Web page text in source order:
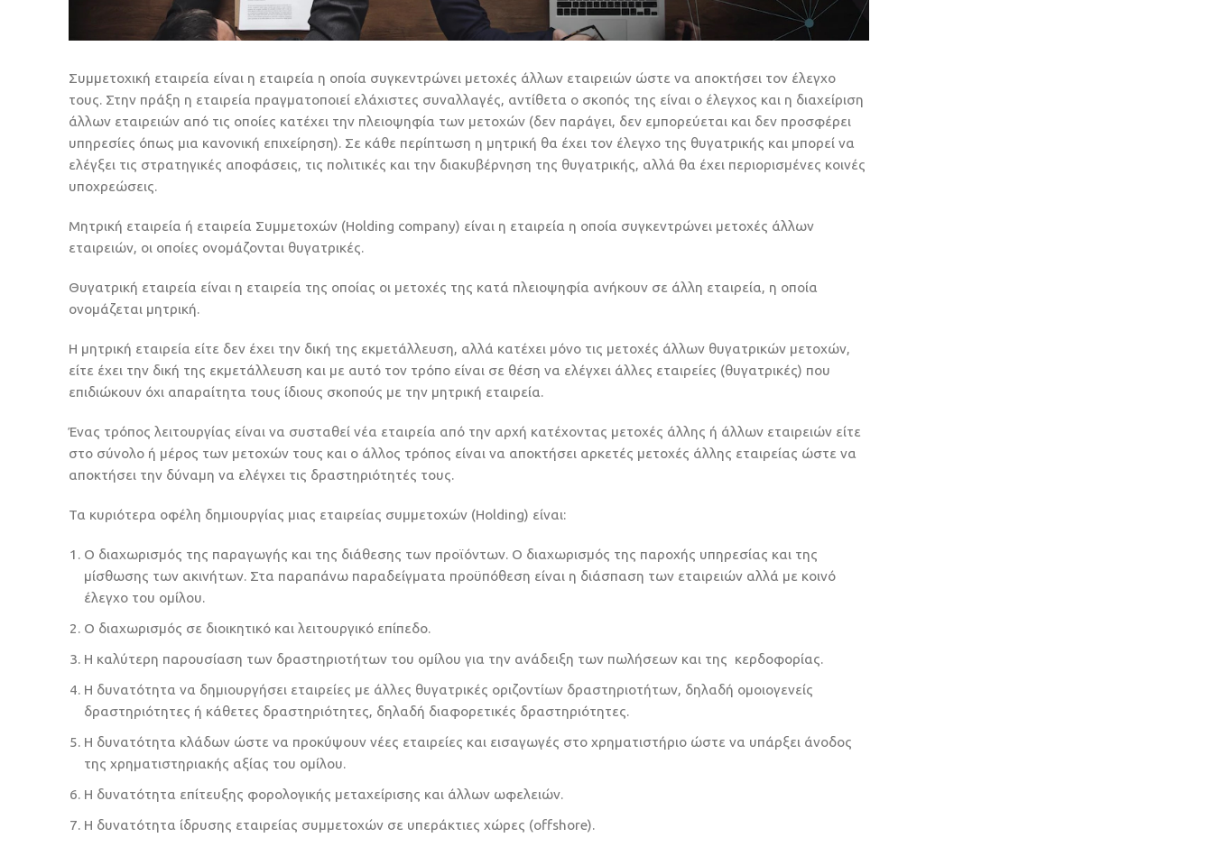
Συμμετοχική εταιρεία είναι η εταιρεία η οποία συγκεντρώνει μετοχές άλλων εταιρειών ώστε να αποκτήσει τον έλεγχο
τους. Στην πράξη η εταιρεία πραγματοποιεί ελάχιστες συναλλαγές, αντίθετα ο σκοπός της είναι ο έλεγχος και η διαχείριση
άλλων εταιρειών από τις οποίες κατέχει την πλειοψηφία των μετοχών (δεν παράγει, δεν εμπορεύεται και δεν προσφέρει
υπηρεσίες όπως μια κανονική επιχείρηση). Σε κάθε περίπτωση η μητρική θα έχει τον έλεγχο της θυγατρικής και μπορεί να
ελέγξει τις στρατηγικές αποφάσεις, τις πολιτικές και την διακυβέρνηση της θυγατρικής, αλλά θα έχει περιορισμένες κοινές
υποχρεώσεις.
Μητρική εταιρεία ή εταιρεία Συμμετοχών (Holding company) είναι η εταιρεία η οποία συγκεντρώνει μετοχές άλλων
εταιρειών, οι οποίες ονομάζονται θυγατρικές.
Θυγατρική εταιρεία είναι η εταιρεία της οποίας οι μετοχές της κατά πλειοψηφία ανήκουν σε άλλη εταιρεία, η οποία
ονομάζεται μητρική.
Η μητρική εταιρεία είτε δεν έχει την δική της εκμετάλλευση, αλλά κατέχει μόνο τις μετοχές άλλων θυγατρικών μετοχών,
είτε έχει την δική της εκμετάλλευση και με αυτό τον τρόπο είναι σε θέση να ελέγχει άλλες εταιρείες (θυγατρικές) που
επιδιώκουν όχι απαραίτητα τους ίδιους σκοπούς με την μητρική εταιρεία.
Ένας τρόπος λειτουργίας είναι να συσταθεί νέα εταιρεία από την αρχή κατέχοντας μετοχές άλλης ή άλλων εταιρειών είτε
στο σύνολο ή μέρος των μετοχών τους και ο άλλος τρόπος είναι να αποκτήσει αρκετές μετοχές άλλης εταιρείας ώστε να
αποκτήσει την δύναμη να ελέγχει τις δραστηριότητές τους.
Τα κυριότερα οφέλη δημιουργίας μιας εταιρείας συμμετοχών (Holding) είναι:
Ο διαχωρισμός της παραγωγής και της διάθεσης των προϊόντων. Ο διαχωρισμός της παροχής υπηρεσίας και της
μίσθωσης των ακινήτων. Στα παραπάνω παραδείγματα προϋπόθεση είναι η διάσπαση των εταιρειών αλλά με κοινό
έλεγχο του ομίλου.
Ο διαχωρισμός σε διοικητικό και λειτουργικό επίπεδο.
Η καλύτερη παρουσίαση των δραστηριοτήτων του ομίλου για την ανάδειξη των πωλήσεων και της κερδοφορίας.
Η δυνατότητα να δημιουργήσει εταιρείες με άλλες θυγατρικές οριζοντίων δραστηριοτήτων, δηλαδή ομοιογενείς
δραστηριότητες ή κάθετες δραστηριότητες, δηλαδή διαφορετικές δραστηριότητες.
Η δυνατότητα κλάδων ώστε να προκύψουν νέες εταιρείες και εισαγωγές στο χρηματιστήριο ώστε να υπάρξει άνοδος
της χρηματιστηριακής αξίας του ομίλου.
Η δυνατότητα επίτευξης φορολογικής μεταχείρισης και άλλων ωφελειών.
Η δυνατότητα ίδρυσης εταιρείας συμμετοχών σε υπεράκτιες χώρες (offshore).